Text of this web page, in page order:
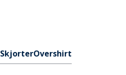
SkjorterOvershirt